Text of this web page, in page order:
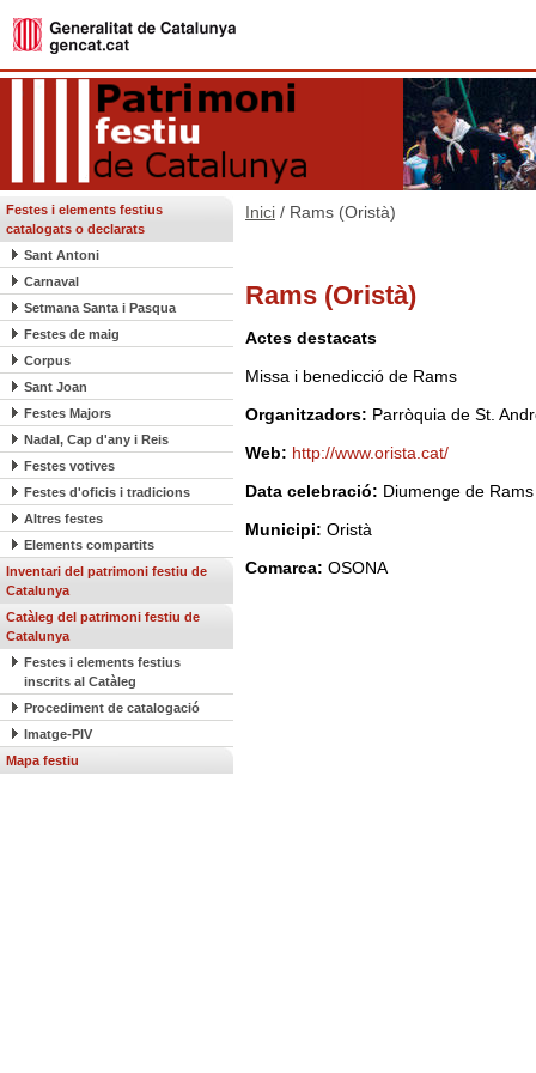
Festes i elements festius
catalogats o declarats
Sant Antoni
Carnaval
Setmana Santa i Pasqua
Festes de maig
Corpus
Sant Joan
Festes Majors
Nadal, Cap d'any i Reis
Festes votives
Festes d'oficis i tradicions
Altres festes
Elements compartits
Inventari del patrimoni festiu de
Catalunya
Catàleg del patrimoni festiu de
Catalunya
Festes i elements festius
inscrits al Catàleg
Procediment de catalogació
Imatge-PIV
Mapa festiu
Inici / Rams (Oristà)
Rams (Oristà)
Actes destacats
Missa i benedicció de Rams
Organitzadors: Parròquia de St.
Web: http://www.orista.cat/
Data celebració: Diumenge de Rams
Municipi: Oristà
Comarca: OSONA